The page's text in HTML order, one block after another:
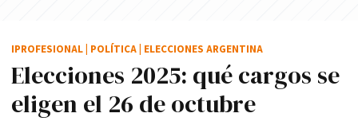
Elecciones 2025: qué cargos se
eligen el 26 de octubre
IPROFESIONAL POLÍTICA ELECCIONES ARGENTINA